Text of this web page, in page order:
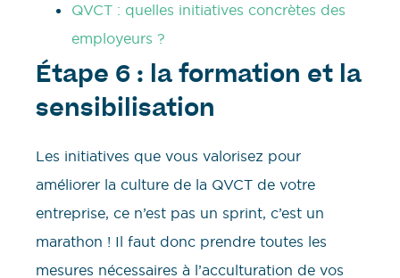
QVCT : quelles initiatives concrètes des
employeurs ?
Étape 6 : la formation et la
sensibilisation
Les initiatives que vous valorisez pour
améliorer la culture de la QVCT de votre
entreprise, ce n’est pas un sprint, c’est un
marathon ! Il faut donc prendre toutes les
mesures nécessaires à l’acculturation de vos